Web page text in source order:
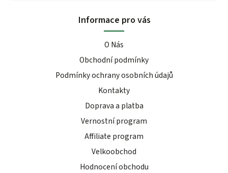
Informace pro vás
O Nás
Obchodní podmínky
Podmínky ochrany osobních údajů
Kontakty
Doprava a platba
Vernostní program
Affiliate program
Velkoobchod
Hodnocení obchodu